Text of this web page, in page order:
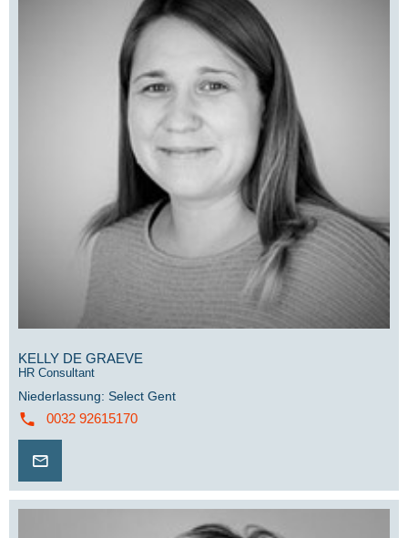
KELLY DE GRAEVE
HR Consultant
Niederlassung: Select Gent
0032 92615170